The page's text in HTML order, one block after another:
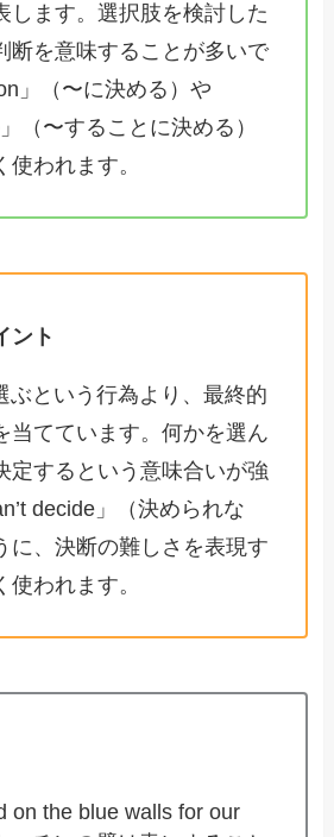
します。選択肢を検討した
断を意味することが多いで
」（〜に決める）や
（〜することに決める）
使われます。
ント
ぶという行為より、最終的
当てています。何かを選ん
定するという意味合いが強
decide」（決められな
に、決断の難しさを表現す
使われます。
on the blue walls for our